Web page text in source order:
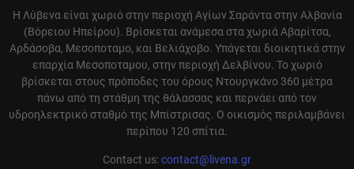
Η Λύβενα είναι χωριό στην περιοχή Αγίων Σαράντα στην Αλβανία
(Βόρειου Ηπείρου). Βρίσκεται ανάμεσα στα χωριά Αβαρίτσα,
Αρδάσοβα, Μεσοποταμο, και Βελιάχοβο. Υπάγεται διοικητικά στην
επαρχία Μεσοποταμου, στην περιοχή Δελβίνου. Το χωριό
βρίσκεται στους πρόποδες του όρους Ντουργκάνο 360 μέτρα
πάνω από τη στάθμη της θάλασσας και περνάει από τον
υδροηλεκτρικό σταθμό της Μπίστρισας. Ο οικισμός περιλαμβάνει
περίπου 120 σπίτια.
Contact us:contact@livena.gr